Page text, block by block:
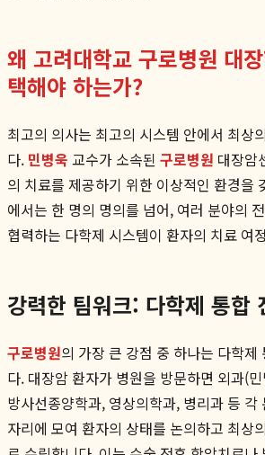
왜 고려대학교 구로병원 대
택해야 하는가?
최고의 의사는 최고의 시스템 안에서 최상
다. 민병욱 교수가 소속된 구로병원 대장암
의 치료를 제공하기 위한 이상적인 환경을
에서는 한 명의 명의를 넘어, 여러 분야의
협력하는 다학제 시스템이 환자의 치료 여
강력한 팀워크: 다학제 통합
구로병원의 가장 큰 강점 중 하나는 다학제
다. 대장암 환자가 병원을 방문하면 외과(
방사선종양학과, 영상의학과, 병리과 등 각
자리에 모여 환자의 상태를 논의하고 최상